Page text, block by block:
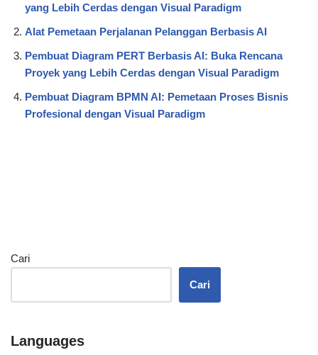
yang Lebih Cerdas dengan Visual Paradigm
Alat Pemetaan Perjalanan Pelanggan Berbasis AI
Pembuat Diagram PERT Berbasis AI: Buka Rencana
Proyek yang Lebih Cerdas dengan Visual Paradigm
Pembuat Diagram BPMN AI: Pemetaan Proses Bisnis
Profesional dengan Visual Paradigm
Cari
Cari
Languages